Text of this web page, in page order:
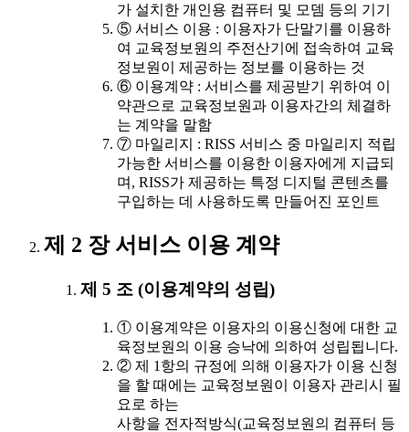
가 설치한 개인용 컴퓨터 및 모뎀 등의 기기
⑤ 서비스 이용 : 이용자가 단말기를 이용하
여 교육정보원의 주전산기에 접속하여 교육
정보원이 제공하는 정보를 이용하는 것
⑥ 이용계약 : 서비스를 제공받기 위하여 이
약관으로 교육정보원과 이용자간의 체결하
는 계약을 말함
⑦ 마일리지 : RISS 서비스 중 마일리지 적립
가능한 서비스를 이용한 이용자에게 지급되
며, RISS가 제공하는 특정 디지털 콘텐츠를
구입하는 데 사용하도록 만들어진 포인트
제 2 장 서비스 이용 계약
제 5 조 (이용계약의 성립)
① 이용계약은 이용자의 이용신청에 대한 교
육정보원의 이용 승낙에 의하여 성립됩니다.
② 제 1항의 규정에 의해 이용자가 이용 신청
을 할 때에는 교육정보원이 이용자 관리시 필
요로 하는
사항을 전자적방식(교육정보원의 컴퓨터 등